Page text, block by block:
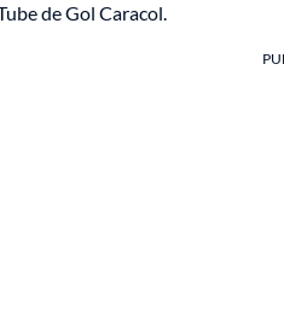
de Gol Caracol.